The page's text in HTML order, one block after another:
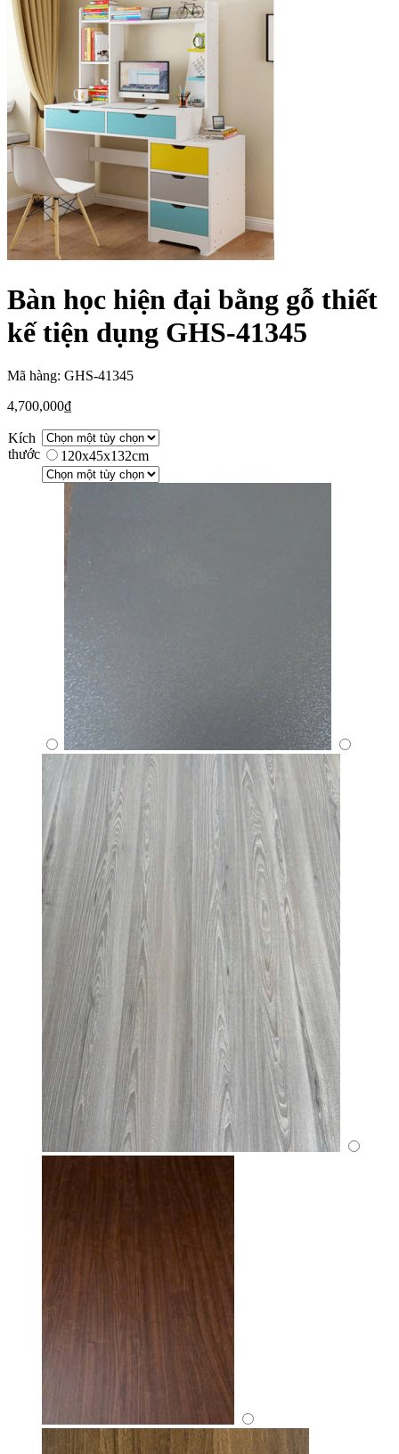
Bàn học hiện đại bằng gỗ thiết
kế tiện dụng GHS-41345
Mã hàng: GHS-41345
4,700,000₫
Kích
thước
120x45x132cm